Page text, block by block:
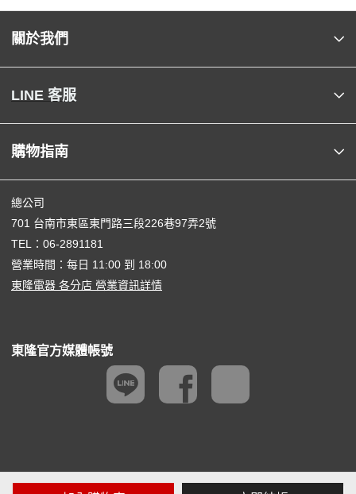
關於我們
LINE 客服
購物指南
總公司
701 台南市東區東門路三段226巷97弄2號
TEL： 06-2891181
營業時間：每日 11:00 到 18:00
東隆電器 各分店 營業資訊詳情
東隆官方媒體帳號